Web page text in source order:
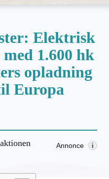
Elektrisk
1.600 hk
opladning
Europa
Annonce i